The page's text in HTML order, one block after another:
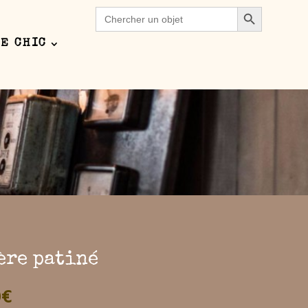
CHIC
Search
for:
Search Button
of this content in the module Design
patiné
€Le